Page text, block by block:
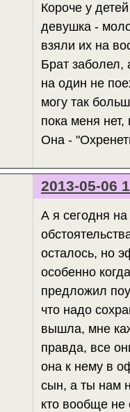
Короче у
девушка -
взяли их на
Брат заболел,
на один не
могу так
пока меня
Она -
2013-05-06
А я сегодня
осталось, но
особенно
предложил
что надо
вышла, мне
правда, все
она к нему в
сын, а ты нам
кто вообще не